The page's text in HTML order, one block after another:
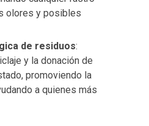
olores y posibles
de residuos:
y la donación de
promoviendo la
a quienes más